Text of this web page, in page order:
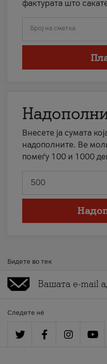
фактурата што
Број на сметка
Внесете ја сумата
надополните. Ве
помеѓу 100 и 1000
Бидете во тек
Следете нè